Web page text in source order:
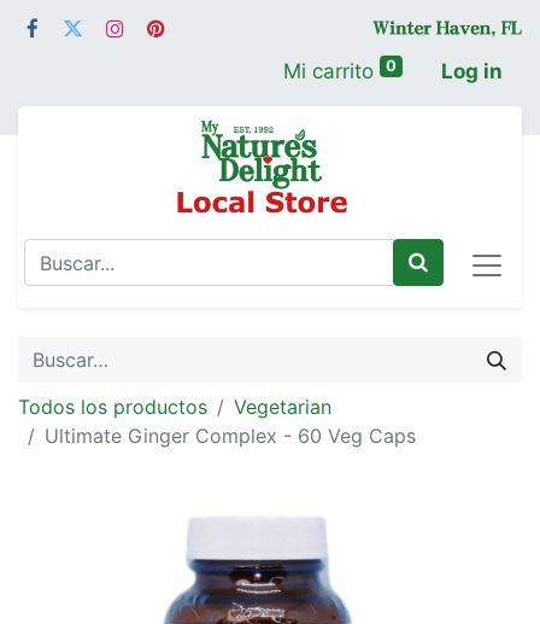
Mi carrito 0 Log in
Todos los productos
Vegetarian
Ultimate Ginger Complex - 60 Veg Caps